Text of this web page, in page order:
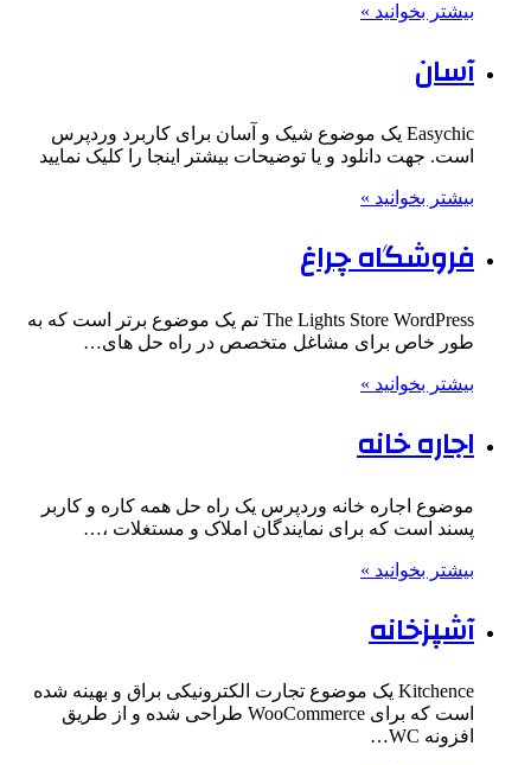
بیشتر بخوانید »
آسان
Easychic یک موضوع شیک و آسان برای کاربرد وردپرس
است. جهت دانلود و یا توضیحات بیشتر اینجا را کلیک نمایید
بیشتر بخوانید »
فروشگاه چراغ
The Lights Store WordPress تم یک موضوع برتر است که به
طور خاص برای مشاغل متخصص در راه حل های…
بیشتر بخوانید »
اجاره خانه
موضوع اجاره خانه وردپرس یک راه حل همه کاره و کاربر
پسند است که برای نمایندگان املاک و مستغلات ،…
بیشتر بخوانید »
آشپزخانه
Kitchence یک موضوع تجارت الکترونیکی براق و بهینه شده
است که برای WooCommerce طراحی شده و از طریق
افزونه WC…